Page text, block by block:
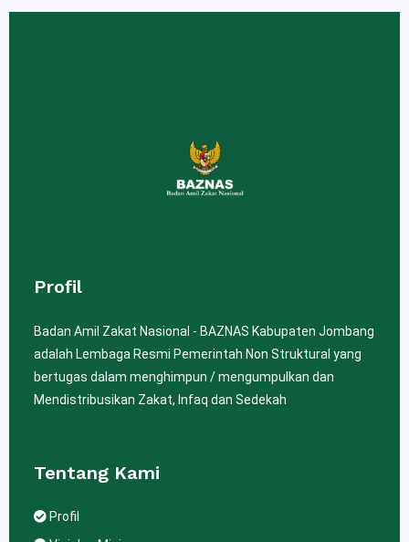
Profil
Badan Amil Zakat Nasional - BAZNAS Kabupaten Jombang
adalah Lembaga Resmi Pemerintah Non Struktural yang
bertugas dalam menghimpun / mengumpulkan dan
Mendistribusikan Zakat, Infaq dan Sedekah
Tentang Kami
Profil